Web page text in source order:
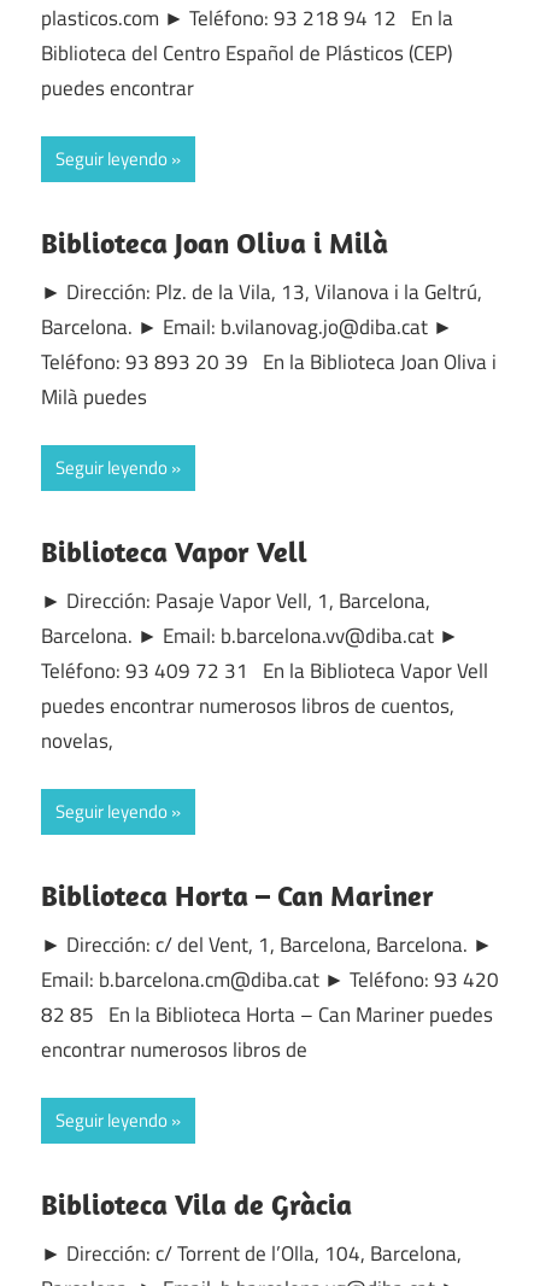
plasticos.com ► Teléfono: 93 218 94 12 En la
Biblioteca del Centro Español de Plásticos (CEP)
puedes encontrar
Seguir leyendo
Biblioteca Joan Oliva i Milà
► Dirección: Plz. de la Vila, 13, Vilanova i la Geltrú,
Barcelona. ► Email: b.vilanovag.jo@diba.cat ►
Teléfono: 93 893 20 39 En la Biblioteca Joan Oliva i
Milà puedes
Seguir leyendo
Biblioteca Vapor Vell
► Dirección: Pasaje Vapor Vell, 1, Barcelona,
Barcelona. ► Email: b.barcelona.vv@diba.cat ►
Teléfono: 93 409 72 31 En la Biblioteca Vapor Vell
puedes encontrar numerosos libros de cuentos,
novelas,
Seguir leyendo
Biblioteca Horta – Can Mariner
► Dirección: c/ del Vent, 1, Barcelona, Barcelona. ►
Email: b.barcelona.cm@diba.cat ► Teléfono: 93 420
82 85 En la Biblioteca Horta – Can Mariner puedes
encontrar numerosos libros de
Seguir leyendo
Biblioteca Vila de Gràcia
► Dirección: c/ Torrent de l’Olla, 104, Barcelona,